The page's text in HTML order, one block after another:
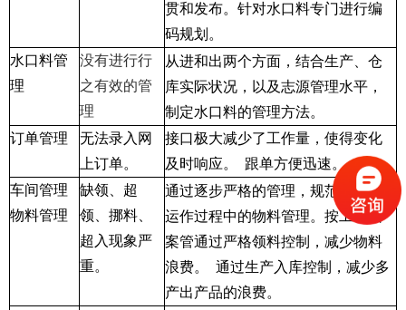
贯和发布。针对水口料专门进行编
码规划。
水口料管
理
没有进行行
之有效的管
理
从进和出两个方面，结合生产、仓
库实际状况，以及志源管理水平，
制定水口料的管理方法。
订单管理
无法录入网
上订单。
接口极大减少了工作量，使得变化
及时响应。 跟单方便迅速。
车间管理
物料管理
缺领、超
领、挪料、
超入现象严
重。
通过逐步严格的管理，规范了生产
运作过程中的物料管理。按工单结
案管通过严格领料控制，减少物料
浪费。 通过生产入库控制，减少多
产出产品的浪费。